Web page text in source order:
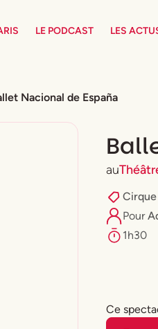
LE PODCAST LES
Nacional de España
au
Pour
1h30
Ce